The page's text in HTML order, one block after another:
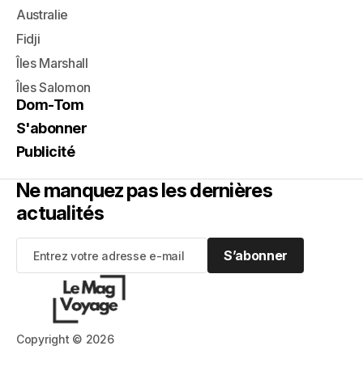
Copyright © 2026
Australie
Fidji
Îles Marshall
Îles Salomon
Dom-Tom
S'abonner
Publicité
Ne manquez pas les dernières
actualités
S’abonner
S’abonner